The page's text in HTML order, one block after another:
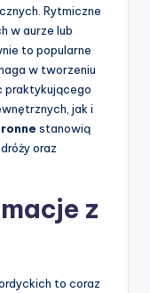
Rytmiczne
w aurze lub
to popularne
w tworzeniu
praktykującego
jak i
stanowią
oraz
z
to coraz